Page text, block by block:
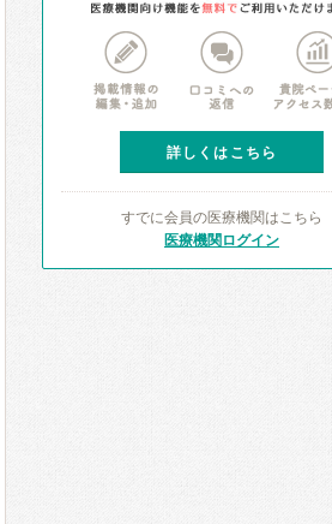
詳しくはこちら
すでに会員の医療機関はこちら
医療機関ログイン